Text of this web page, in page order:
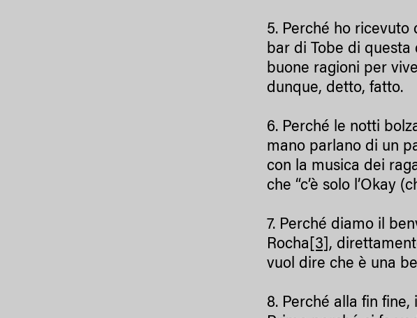
5. Perché ho ricevuto
bar di Tobe di questa
buone ragioni per
dunque, detto, fatto.
6. Perché le notti
mano parlano di un
con la musica dei
che “c’è solo l’Okay
7. Perché diamo il
Rocha [3] ,
vuol dire che è una
8. Perché alla fin fine,